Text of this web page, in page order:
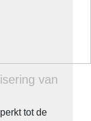
van
tot de